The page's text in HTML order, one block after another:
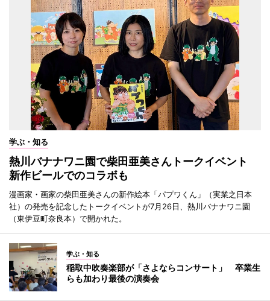
学ぶ・知る
熱川バナナワニ園で柴田亜美さんトークイベント
新作ビールでのコラボも
漫画家・画家の柴田亜美さんの新作絵本「パプワくん」（実業之日本
社）の発売を記念したトークイベントが7月26日、熱川バナナワニ園
（東伊豆町奈良本）で開かれた。
学ぶ・知る
稲取中吹奏楽部が「さよならコンサート」 卒業生
らも加わり最後の演奏会